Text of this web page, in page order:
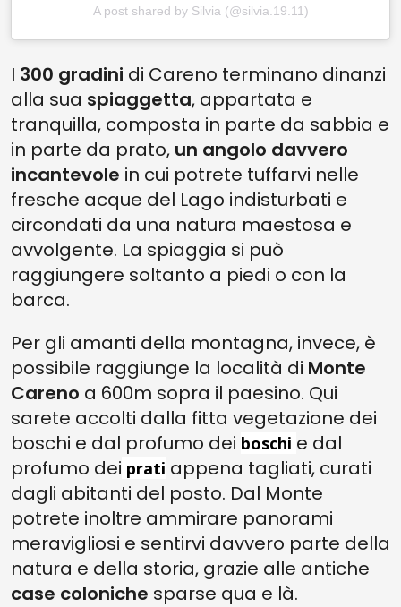
A post shared by Silvia (@silvia.19.11)
I 300 gradini di Careno terminano dinanzi
alla sua spiaggetta, appartata e
tranquilla, composta in parte da sabbia e
in parte da prato, un angolo davvero
incantevole in cui potrete tuffarvi nelle
fresche acque del Lago indisturbati e
circondati da una natura maestosa e
avvolgente. La spiaggia si può
raggiungere soltanto a piedi o con la
barca.
Per gli amanti della montagna, invece, è
possibile raggiunge la località di Monte
Careno a 600m sopra il paesino. Qui
sarete accolti dalla fitta vegetazione dei
boschi e dal profumo dei boschi e dal
profumo dei prati appena tagliati, curati
dagli abitanti del posto. Dal Monte
potrete inoltre ammirare panorami
meravigliosi e sentirvi davvero parte della
natura e della storia, grazie alle antiche
case coloniche sparse qua e là.